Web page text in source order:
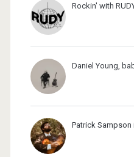
Rockin' with
Daniel Young,
Patrick Sampson